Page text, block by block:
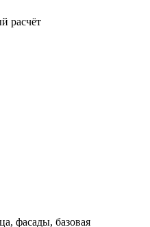
расчёт
фасады, базовая